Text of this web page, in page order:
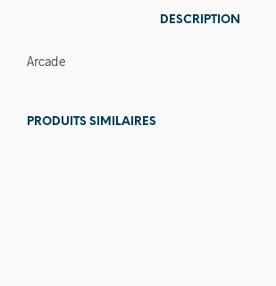
DESCRIPTION
Arcade
PRODUITS SIMILAIRES